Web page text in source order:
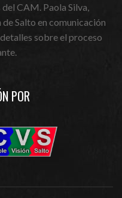
CAM. Paola Silva,
Salto en comunicación
sobre el proceso
POR